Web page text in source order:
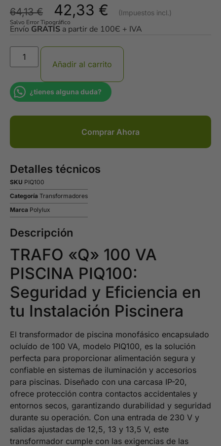
64,13€ 42,33 €
Salvo Error Tipográfico
Envío GRATIS a partir de 100Є + IVA
Añadir al carrito
¿tienes alguna duda?
Comprar Ahora
Detalles técnicos
SKU PIQ100
Categoría Transformadores
Marca Polylux
Descripción
TRAFO «Q» 100 VA
PISCINA PIQ100:
Seguridad y Eficiencia en
tu Instalación Piscinera
El transformador de piscina monofásico encapsulado
ocluído de 100 VA, modelo PIQ100, es la solución
perfecta para proporcionar alimentación segura y
confiable en sistemas de iluminación y accesorios
para piscinas. Diseñado con una carcasa IP-20,
ofrece protección contra contactos accidentales y
entornos secos, garantizando durabilidad y seguridad
durante su operación. Con una entrada de 230 V y
salidas ajustadas de 12,5, 13 y 13,5 V, este
transformador cumple con las exigencias de las